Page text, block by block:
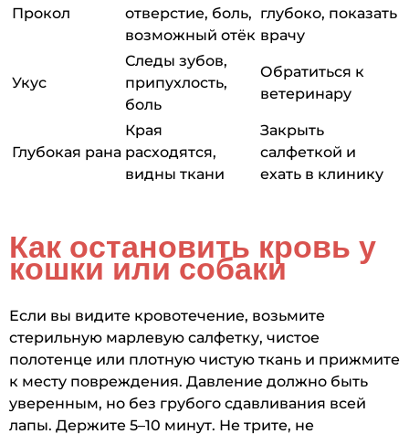
Прокол
отверстие, боль,
возможный отёк
глубоко, показать
врачу
Укус
Следы зубов,
припухлость,
боль
Обратиться к
ветеринару
Глубокая рана
Края
расходятся,
видны ткани
Закрыть
салфеткой и
ехать в клинику
Как остановить кровь у
кошки или собаки
Если вы видите кровотечение, возьмите
стерильную марлевую салфетку, чистое
полотенце или плотную чистую ткань и прижмите
к месту повреждения. Давление должно быть
уверенным, но без грубого сдавливания всей
лапы. Держите 5–10 минут. Не трите, не